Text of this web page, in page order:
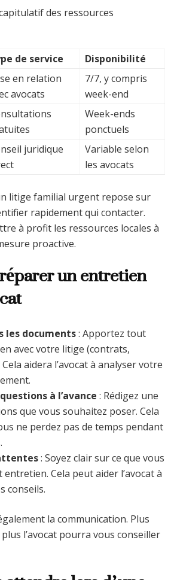
des ressources
de service
Disponibilité
en relation
avocats
7/7, y compris
week-end
Week-ends
ponctuels
juridique
Variable selon
les avocats
litige familial urgent repose sur
rapidement qui contacter.
à profit les ressources locales à
proactive.
un entretien
les documents: Apportez tout
avec votre litige (contrats,
aidera l’avocat à analyser votre
à l’avance : Rédigez une
que vous souhaitez poser. Cela
ne perdez pas de temps pendant
: Soyez clair sur ce que vous
entretien. Cela peut aider l’avocat à
conseils.
la communication. Plus
l’avocat pourra vous conseiller